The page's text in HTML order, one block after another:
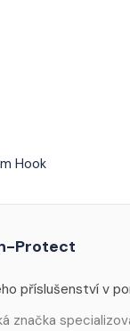
Hook
Protect
příslušenství v
značka